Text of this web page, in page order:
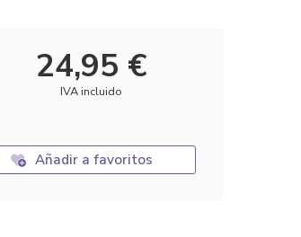
24,95 €
IVA incluido
Añadir a favoritos